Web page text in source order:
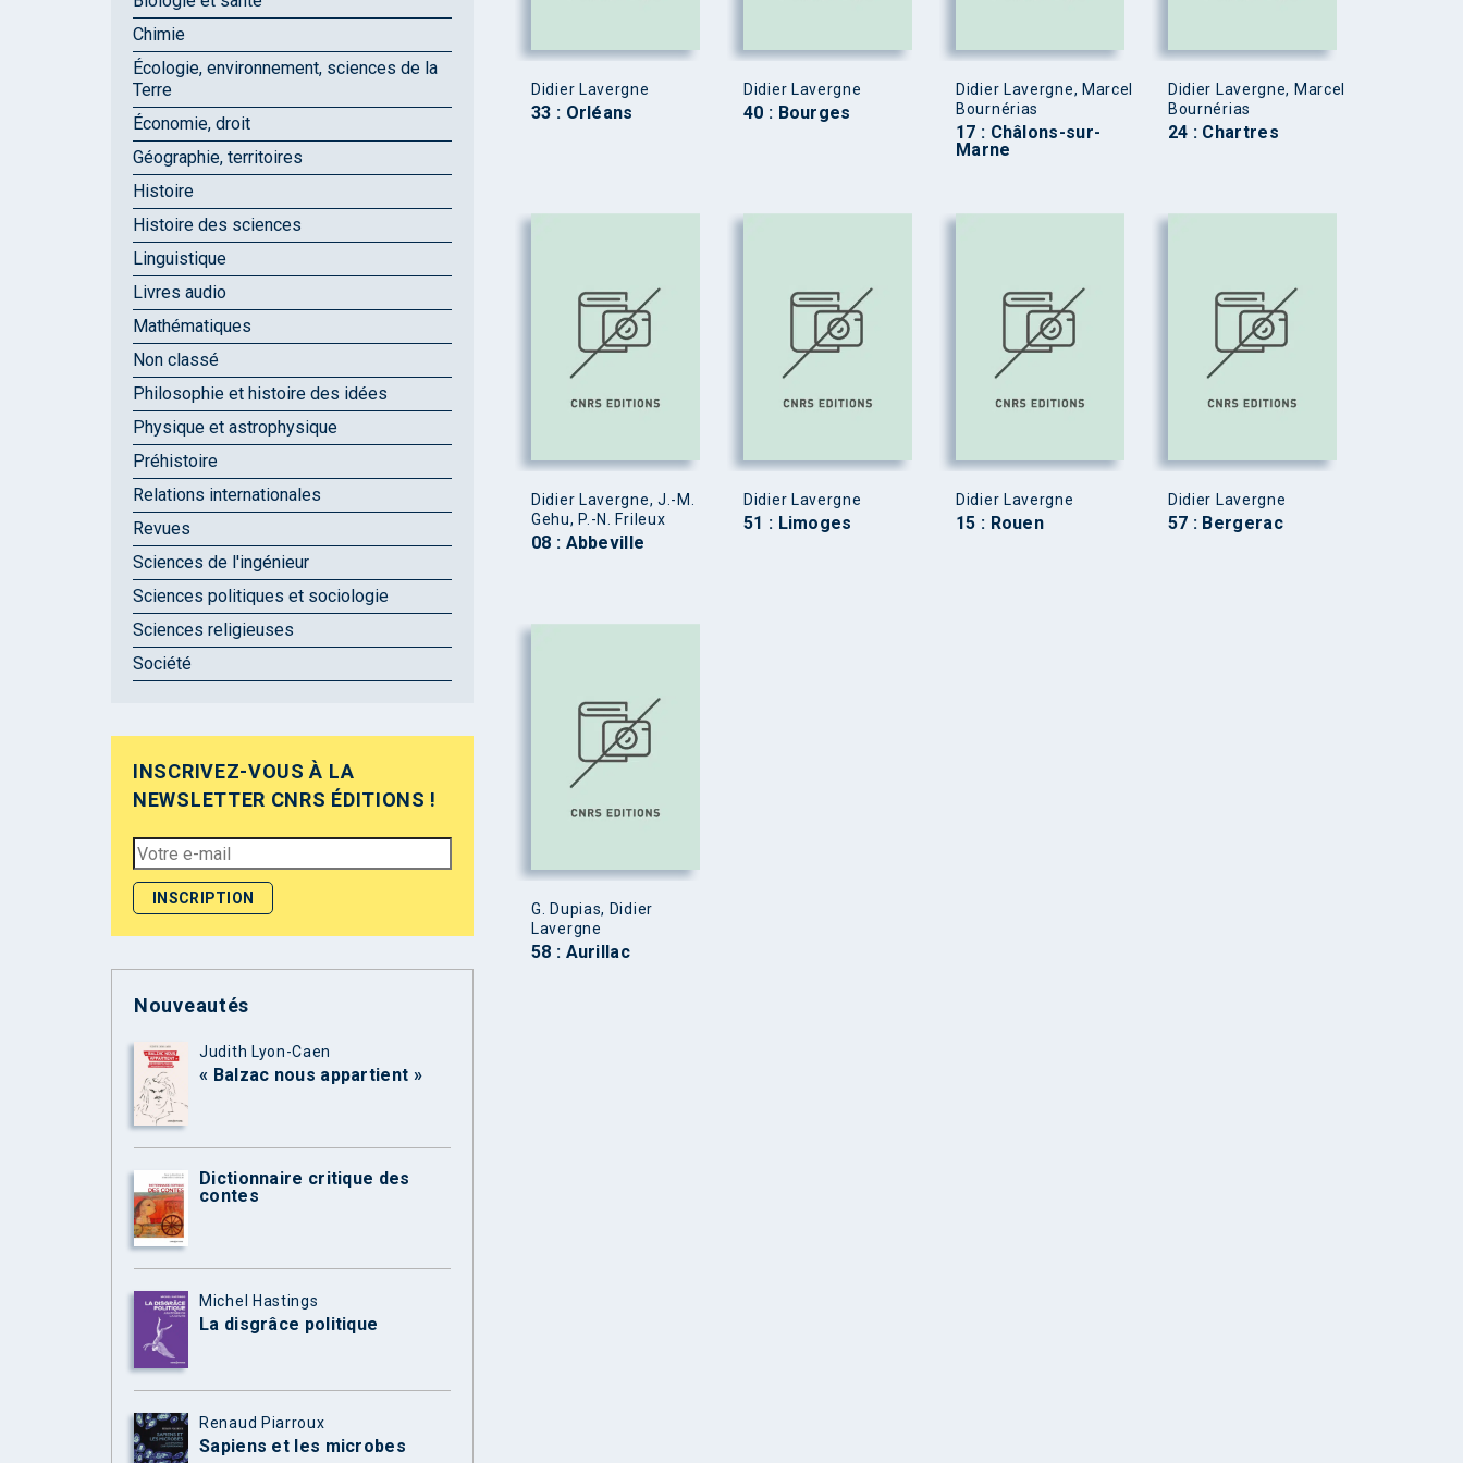
Didier Lavergne
33 : Orléans
Didier Lavergne
40 : Bourges
Didier Lavergne, Marcel
Bournérias
17 : Châlons-sur-
Marne
Didier Lavergne, Marcel
Bournérias
24 : Chartres
Didier Lavergne, J.-M.
Gehu, P.-N. Frileux
08 : Abbeville
Didier Lavergne
51 : Limoges
Didier Lavergne
15 : Rouen
Didier Lavergne
57 : Bergerac
G. Dupias, Didier
Lavergne
58 : Aurillac
Chimie
Écologie, environnement, sciences de la
Terre
Économie, droit
Géographie, territoires
Histoire
Histoire des sciences
Linguistique
Livres audio
Mathématiques
Non classé
Philosophie et histoire des idées
Physique et astrophysique
Préhistoire
Relations internationales
Revues
Sciences de l'ingénieur
Sciences politiques et sociologie
Sciences religieuses
Société
INSCRIVEZ-VOUS À LA
NEWSLETTER CNRS ÉDITIONS !
Nouveautés
Judith Lyon-Caen
« Balzac nous appartient »
Dictionnaire critique des
contes
Michel Hastings
La disgrâce politique
Renaud Piarroux
Sapiens et les microbes